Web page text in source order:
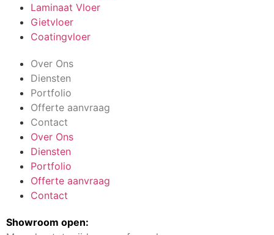
Showroom open:
Over Ons
Diensten
Portfolio
Offerte aanvraag
Contact
Over Ons
Diensten
Portfolio
Offerte aanvraag
Contact
Laminaat Vloer
Gietvloer
Coatingvloer